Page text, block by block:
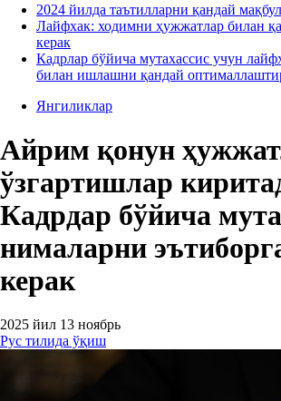
2024 йилда таътилларни қандай
Лайфхак: ходимни ҳужжатлар билан
керак
Кадрлар бўйича мутахассис учун
билан ишлашни қандай
Янгиликлар
Айрим қонун
ўзгартишлар
Кадрдар бўйича
нималарни
керак
2025 йил 13 ноябрь
Рус тилида ўқиш